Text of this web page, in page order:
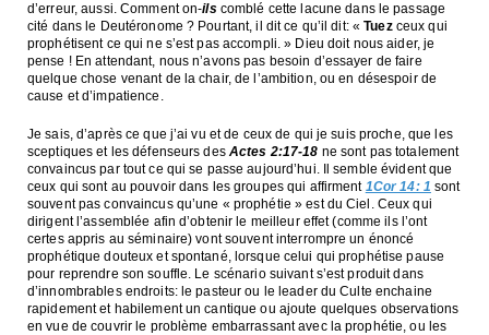
d’erreur, aussi. Comment on-ilscomblé cette lacune dans le passage
cité dans le Deutéronome ? Pourtant, il dit ce qu’il dit: «Tuezceux qui
prophétisent ce qui ne s’est pas accompli. » Dieu doit nous aider, je
pense ! En attendant, nous n’avons pas besoin d’essayer de faire
quelque chose venant de la chair, de l’ambition, ou en désespoir de
cause et d’impatience.
Je sais, d’après ce que j’ai vu et de ceux de qui je suis proche, que les
sceptiques et les défenseurs des Actes 2:17-18 ne sont pas totalement
convaincus par tout ce qui se passe aujourd’hui. Il semble évident que
ceux qui sont au pouvoir dans les groupes qui affirment 1Cor 14: 1 sont
souvent pas convaincus qu’une « prophétie » est du Ciel. Ceux qui
dirigent l’assemblée afin d’obtenir le meilleur effet (comme ils l’ont
certes appris au séminaire) vont souvent interrompre un énoncé
prophétique douteux et spontané, lorsque celui qui prophétise pause
pour reprendre son souffle. Le scénario suivant s’est produit dans
d’innombrables endroits: le pasteur ou le leader du Culte enchaine
rapidement et habilement un cantique ou ajoute quelques observations
en vue de couvrir le problème embarrassant avec la prophétie, ou les